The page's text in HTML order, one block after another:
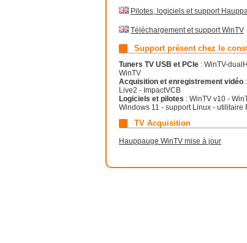
Pilotes, logiciels et support
Téléchargement et support WinTV
Support présent chez le
Tuners TV USB et PCIe : WinTV-
WinTV
Acquisition et enregistrement vidéo
Live2 - ImpactVCB
Logiciels et pilotes : WinTV v10 -
Windows 11 - support Linux - utilitaire
TV Acquisition
Hauppauge WinTV mise à jour